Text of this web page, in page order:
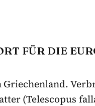
FÜR DIE
Griechenland.
(Telescopus